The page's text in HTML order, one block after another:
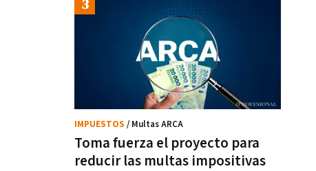
Toma fuerza el proyecto para
reducir las multas impositivas
IMPUESTOS / Multas ARCA